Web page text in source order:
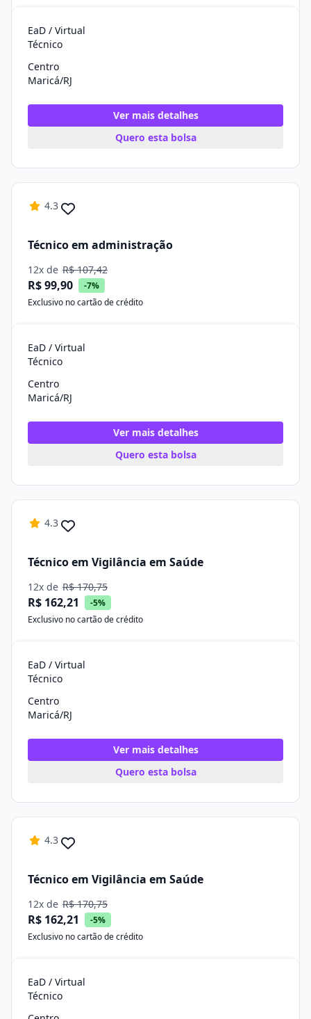
EaD / Virtual
Técnico
Centro
Maricá/RJ
Ver mais detalhes
Quero esta bolsa
4.3
Técnico em administração
12x de R$ 107,42
R$ 99,90
-7%
Exclusivo no cartão de crédito
EaD / Virtual
Técnico
Centro
Maricá/RJ
Ver mais detalhes
Quero esta bolsa
4.3
Técnico em Vigilância em Saúde
12x de R$ 170,75
R$ 162,21
-5%
Exclusivo no cartão de crédito
EaD / Virtual
Técnico
Centro
Maricá/RJ
Ver mais detalhes
Quero esta bolsa
4.3
Técnico em Vigilância em Saúde
12x de R$ 170,75
R$ 162,21
-5%
Exclusivo no cartão de crédito
EaD / Virtual
Técnico